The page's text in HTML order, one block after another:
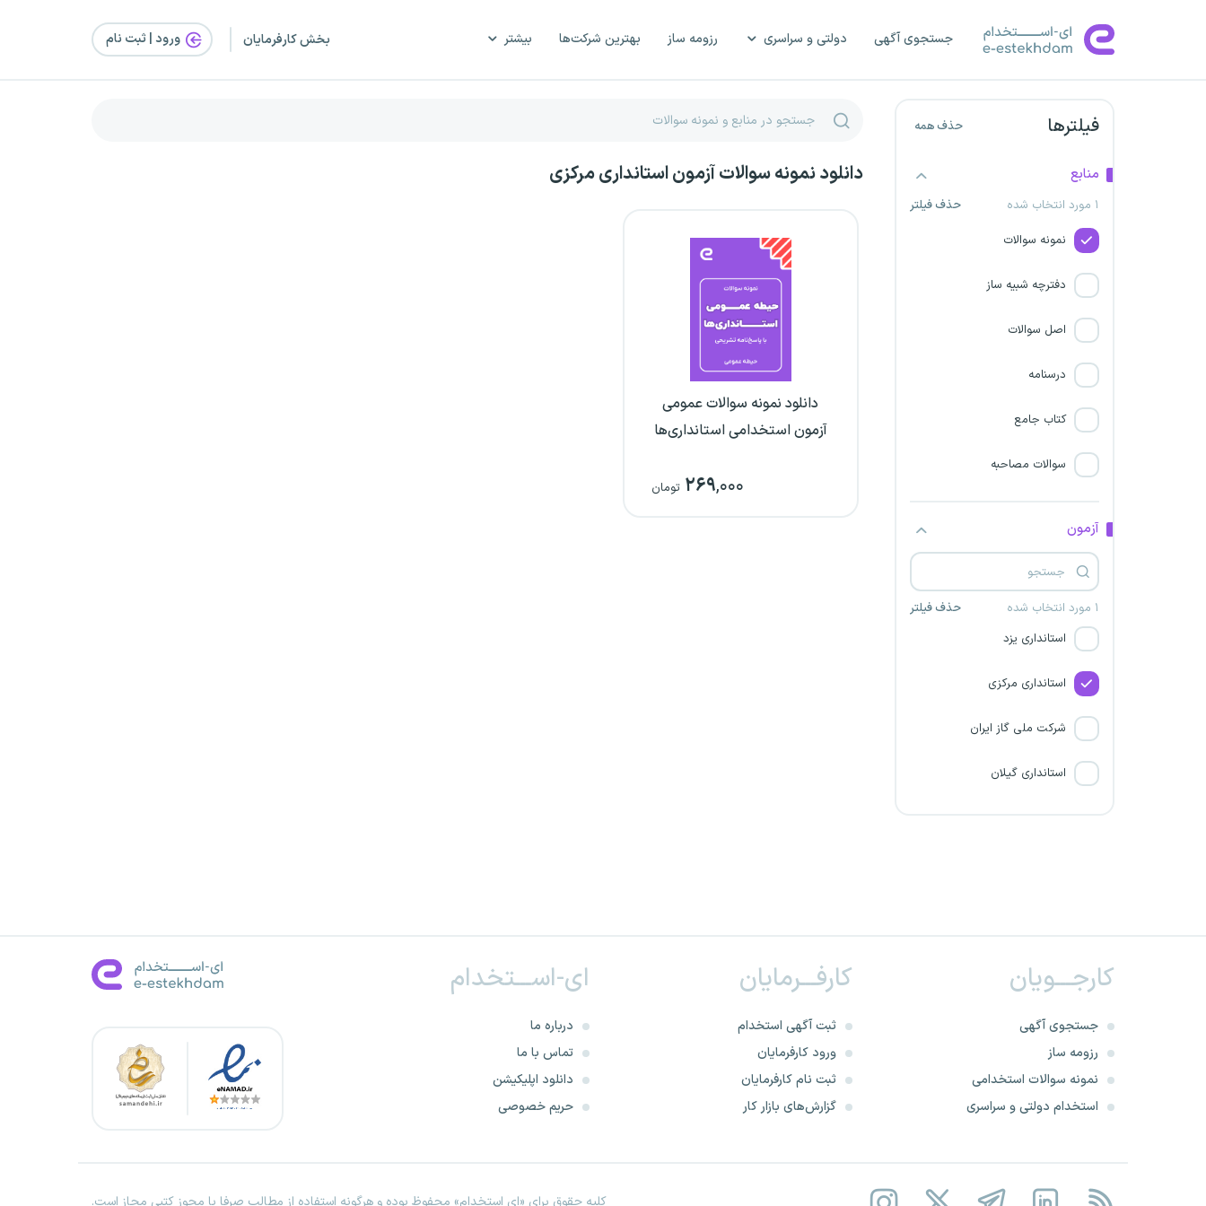
جستجوی آگهی دولتی و سراسری رزومه ساز بهترین شرکت‌ها بیشتر بخش کارفرمایان ورود | ثبت‌ نام
فیلترها حذف همه
منابع
۱ مورد انتخاب شده
حذف فیلتر
نمونه سوالات
دفترچه شبیه ساز
اصل سوالات
درسنامه
کتاب جامع
سوالات مصاحبه
آزمون
۱ مورد انتخاب شده حذف فیلتر
استانداری سمنان
سازمان آتش نشانی
پتروشیمی آریا ساسول
ایران
استانداری ایلام
شرکت عرش افروز سپاهان
شرکت مشانیک
خبرگزاری ایرنا
استانداری یزد
استانداری مرکزی
شرکت ملی گاز ایران
استانداری گیلان
دریافت پروانه تاسیس موسسه
داوری و میانجی گری
استانداری فارس
سازمان آموزش فنی و حرفه ای
استانداری خراسان رضوی
دانلود نمونه سوالات آزمون استانداری مرکزی
دانلود نمونه سوالات عمومی
آزمون استخدامی استانداری‌ها
۲۶۹,۰۰۰ تومان
کارجـــویان
جستجوی آگهی
رزومه ساز
نمونه سوالات استخدامی
استخدام دولتی و سراسری
کارفـــرمایان
ثبت آگهی استخدام
ورود کارفرمایان
ثبت نام کارفرمایان
گزارش‌های بازار کار
ای-اســـتخدام
درباره ما
تماس با ما
دانلود اپلیکیشن
حریم خصوصی
کلیه حقوق برای «ای استخدام» محفوظ بوده و هرگونه استفاده از مطالب صرفا با مجوز کتبی مجاز است.